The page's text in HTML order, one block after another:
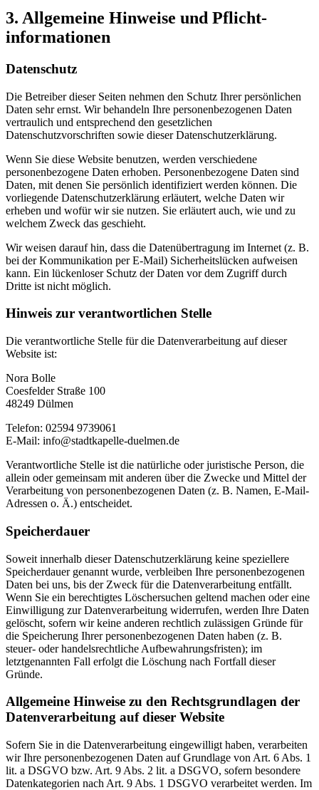
3. Allgemeine Hinweise und Pflicht­
informationen
Datenschutz
Die Betreiber dieser Seiten nehmen den Schutz Ihrer persönlichen
Daten sehr ernst. Wir behandeln Ihre personenbezogenen Daten
vertraulich und entsprechend den gesetzlichen
Datenschutzvorschriften sowie dieser Datenschutzerklärung.
Wenn Sie diese Website benutzen, werden verschiedene
personenbezogene Daten erhoben. Personenbezogene Daten sind
Daten, mit denen Sie persönlich identifiziert werden können. Die
vorliegende Datenschutzerklärung erläutert, welche Daten wir
erheben und wofür wir sie nutzen. Sie erläutert auch, wie und zu
welchem Zweck das geschieht.
Wir weisen darauf hin, dass die Datenübertragung im Internet (z. B.
bei der Kommunikation per E-Mail) Sicherheitslücken aufweisen
kann. Ein lückenloser Schutz der Daten vor dem Zugriff durch
Dritte ist nicht möglich.
Hinweis zur verantwortlichen Stelle
Die verantwortliche Stelle für die Datenverarbeitung auf dieser
Website ist:
Nora Bolle
Coesfelder Straße 100
48249 Dülmen
Telefon: 02594 9739061
E-Mail: info@stadtkapelle-duelmen.de
Verantwortliche Stelle ist die natürliche oder juristische Person, die
allein oder gemeinsam mit anderen über die Zwecke und Mittel der
Verarbeitung von personenbezogenen Daten (z. B. Namen, E-Mail-
Adressen o. Ä.) entscheidet.
Speicherdauer
Soweit innerhalb dieser Datenschutzerklärung keine speziellere
Speicherdauer genannt wurde, verbleiben Ihre personenbezogenen
Daten bei uns, bis der Zweck für die Datenverarbeitung entfällt.
Wenn Sie ein berechtigtes Löschersuchen geltend machen oder eine
Einwilligung zur Datenverarbeitung widerrufen, werden Ihre Daten
gelöscht, sofern wir keine anderen rechtlich zulässigen Gründe für
die Speicherung Ihrer personenbezogenen Daten haben (z. B.
steuer- oder handelsrechtliche Aufbewahrungsfristen); im
letztgenannten Fall erfolgt die Löschung nach Fortfall dieser
Gründe.
Allgemeine Hinweise zu den Rechtsgrundlagen der
Datenverarbeitung auf dieser Website
Sofern Sie in die Datenverarbeitung eingewilligt haben, verarbeiten
wir Ihre personenbezogenen Daten auf Grundlage von Art. 6 Abs. 1
lit. a DSGVO bzw. Art. 9 Abs. 2 lit. a DSGVO, sofern besondere
Datenkategorien nach Art. 9 Abs. 1 DSGVO verarbeitet werden. Im